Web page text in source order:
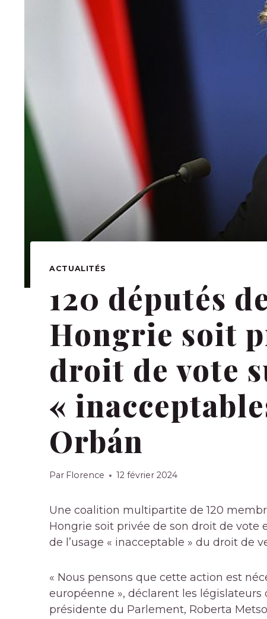
ACTUALITÉS
120 députés
Hongrie soit
droit de vote
«
Orbán
Par Florence 12 février 2024
Une coalition multipartite de 120
Hongrie soit privée de son droit de
de l’usage « inacceptable » du droit de
« Nous pensons que cette action est
européenne », déclarent les
présidente du Parlement, Roberta